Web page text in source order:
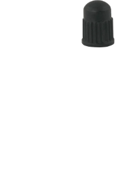
Doporučujeme